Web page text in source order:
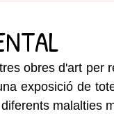
obres d'art per
exposició de
malalties